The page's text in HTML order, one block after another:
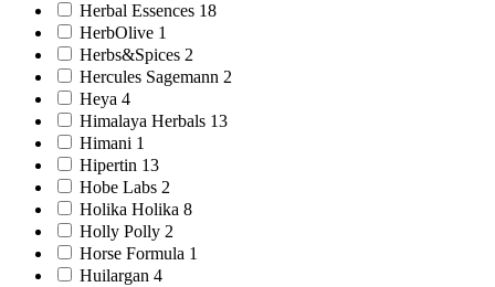
Herbal Essences 18
HerbOlive 1
Herbs&Spices 2
Hercules Sagemann 2
Heya 4
Himalaya Herbals 13
Himani 1
Hipertin 13
Hobe Labs 2
Holika Holika 8
Holly Polly 2
Horse Formula 1
Huilargan 4